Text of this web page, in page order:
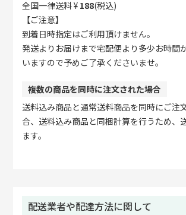
全国一律送料¥ 188(税込)
【ご注意】
到着日時指定はご利用頂けません。
発送よりお届けまで宅配便より多少お時間
いますので予めご了承くださいませ。
複数の商品を同時に注文された場合
送料込み商品と通常送料商品を同時にご注
合、送料込み商品と同梱計算を行うため、
ます。
配送業者や配達方法に関して